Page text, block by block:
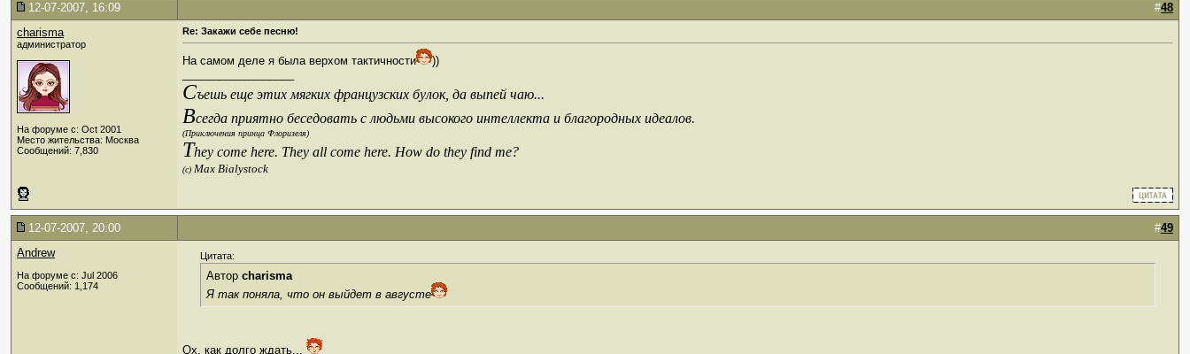
12-07-2007, 16:09 #48
charisma
администратор
На форуме с: Oct 2001
Место жительства: Москва
Сообщений: 7,830
Re: Закажи себе песню!
На самом деле я была верхом тактичности
))
Съешь еще этих мягких французских булок, да выпей чаю...
Всегда приятно беседовать с людьми высокого интеллекта и благородных идеалов.
(Приключения принца Флоризеля)
They come here. They all come here. How do they find me?
(c) Max Bialystock
12-07-2007, 20:00 #49
Andrew
На форуме с: Jul 2006
Сообщений: 1,174
Цитата:
Автор charisma
Я так поняла, что он выйдет в августе
Ох, как долго ждать...